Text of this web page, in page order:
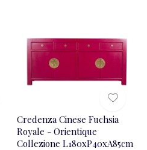
Credenza Cinese Fuchsia
Royale - Orientique
Collezione L180xP40xA85cm